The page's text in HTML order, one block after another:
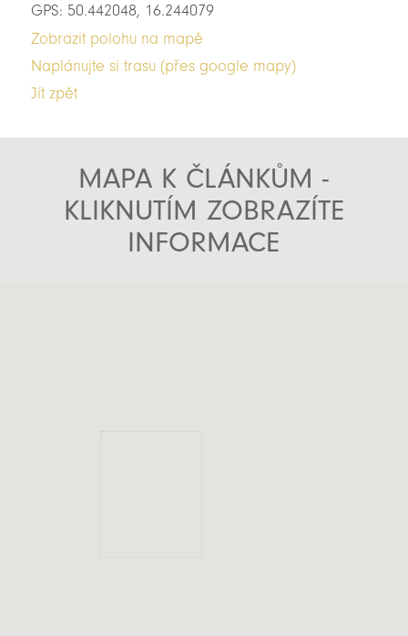
GPS: 50.442048, 16.244079
Zobrazit polohu na mapě
Naplánujte si trasu (přes google mapy)
Jít zpět
MAPA K ČLÁNKŮM -
KLIKNUTÍM ZOBRAZÍTE
INFORMACE